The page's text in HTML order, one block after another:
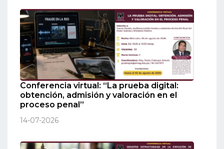
Conferencia virtual: “La prueba digital:
obtención, admisión y valoración en el
proceso penal”
14-07-2026